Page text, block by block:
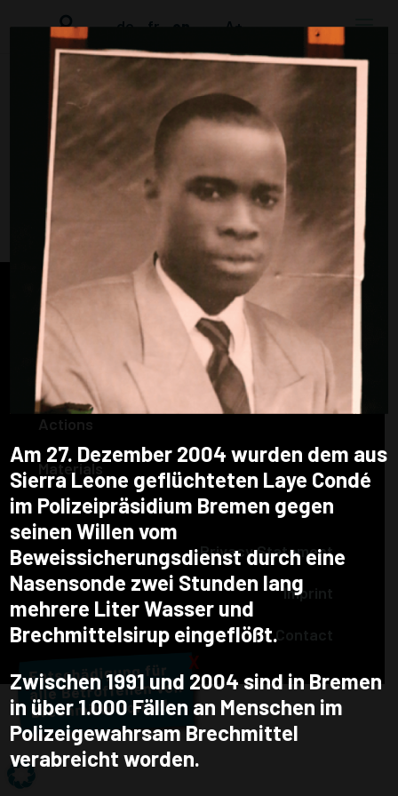
de fr en A+
MATERIALS
News
Emetics in Bremen
People affected
Actions
Materials
Privacy Statement
Imprint
Contact
Am 27. Dezember 2004 wurden dem aus
Sierra Leone geflüchteten Laye Condé
im Polizeipräsidium Bremen gegen
seinen Willen vom
Beweissicherungsdienst durch eine
Nasensonde zwei Stunden lang
mehrere Liter Wasser und
Brechmittelsirup eingeflößt.
Zwischen 1991 und 2004 sind in Bremen
in über 1.000 Fällen an Menschen im
Polizeigewahrsam Brechmittel
verabreicht worden.
X